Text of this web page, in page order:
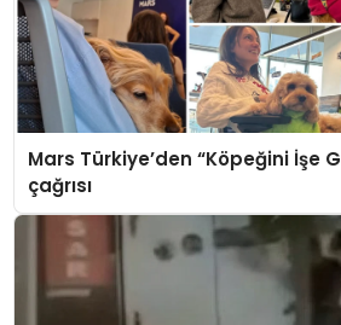
Mars Türkiye’den “Köpeğini İşe
çağrısı